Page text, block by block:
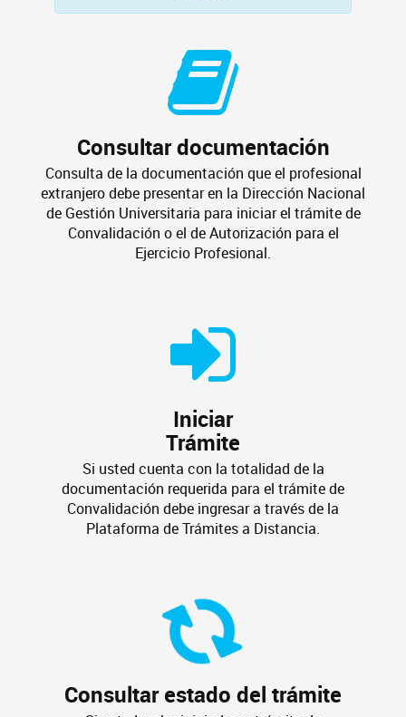
Consultar documentación
Consulta de la documentación que el profesional
extranjero debe presentar en la Dirección Nacional
de Gestión Universitaria para iniciar el trámite de
Convalidación o el de Autorización para el
Ejercicio Profesional.
Iniciar
Trámite
Si usted cuenta con la totalidad de la
documentación requerida para el trámite de
Convalidación debe ingresar a través de la
Plataforma de Trámites a Distancia.
Consultar estado del trámite